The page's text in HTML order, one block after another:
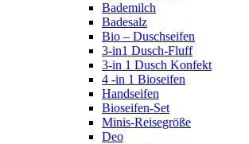
Bademilch
Badesalz
Bio – Duschseifen
3-in1 Dusch-Fluff
3-in 1 Dusch Konfekt
4 -in 1 Bioseifen
Handseifen
Bioseifen-Set
Minis-Reisegröße
Deo